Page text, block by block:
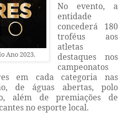
Ano 2023.
No evento, a
entidade
concederá 180
troféus aos
atletas
destaques nos
campeonatos
em cada categoria nas
de águas abertas, polo
além de premiações de
no esporte local.